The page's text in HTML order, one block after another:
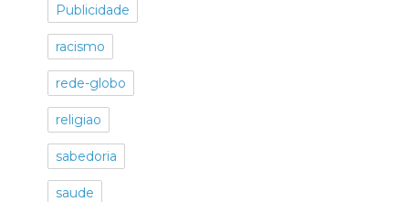
Publicidade
racismo
rede-globo
religiao
sabedoria
saude